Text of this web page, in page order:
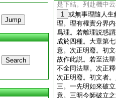
Search
是下結。列赴機中
1 或無事理隨人
理。理有權實分界
爲理。若離理説惑
成於四種。大章第
意。次正明廢。初
故作此説。若至法
不全同法華。次正
次正明廢。初文者
三。一先明如來破
意。三明今師破立